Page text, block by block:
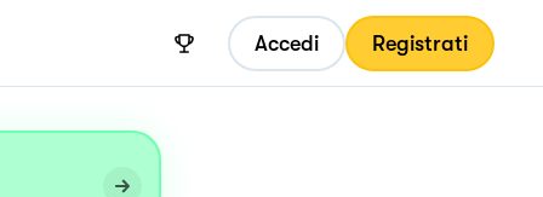
Accedi Registrati